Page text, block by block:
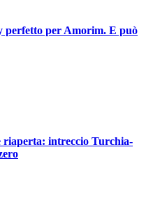
perfetto per Amorim. E può
riaperta: intreccio Turchia-